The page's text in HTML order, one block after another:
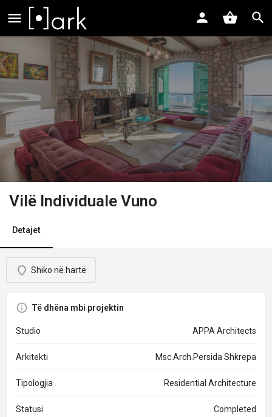
Vilë Individuale Vuno
Detajet
Shiko në hartë
Të dhëna mbi projektin
Studio APPA Architects
Arkitekti Msc.Arch.Persida Shkrepa
Tipologjia Residential Architecture
Statusi Completed